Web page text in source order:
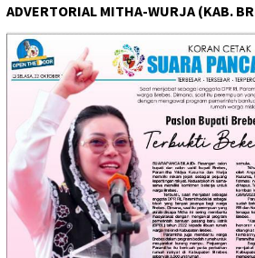
ADVERTORIAL MITHA-WURJA (KAB.